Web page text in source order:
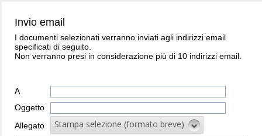
Invio email
I documenti selezionati verranno inviati agli indirizzi email
specificati di seguito.
Non verranno presi in considerazione più di 10 indirizzi email.
A
Oggetto
Allegato
Stampa selezione (formato breve)